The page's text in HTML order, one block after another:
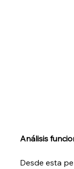
Análisis
Desde esta